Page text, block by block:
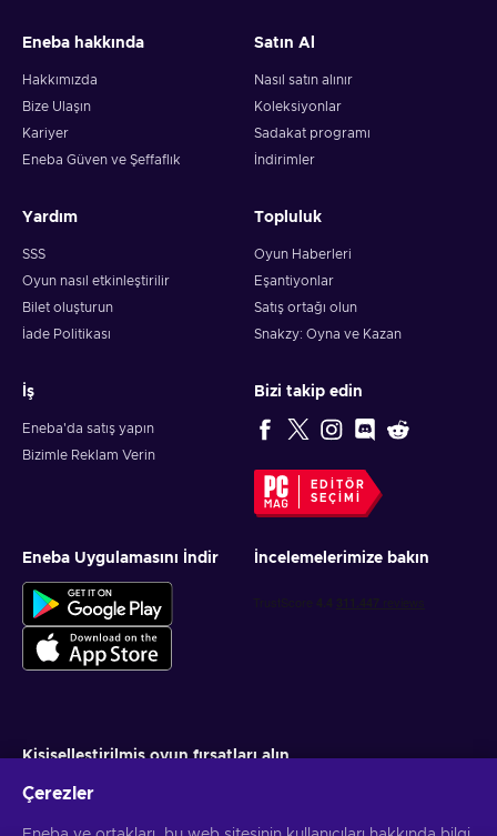
Eneba hakkında
Hakkımızda
Bize Ulaşın
Kariyer
Eneba Güven ve Şeffaflık
Satın Al
Nasıl satın alınır
Koleksiyonlar
Sadakat programı
İndirimler
Yardım
SSS
Oyun nasıl etkinleştirilir
Bilet oluşturun
İade Politikası
Topluluk
Oyun Haberleri
Eşantiyonlar
Satış ortağı olun
Snakzy: Oyna ve Kazan
İş
Eneba'da satış yapın
Bizimle Reklam Verin
Bizi takip edin
EDITÖR
SEÇIMI
Eneba Uygulamasını İndir İncelemelerimize bakın
Kişiselleştirilmiş oyun fırsatları alın
Çerezler